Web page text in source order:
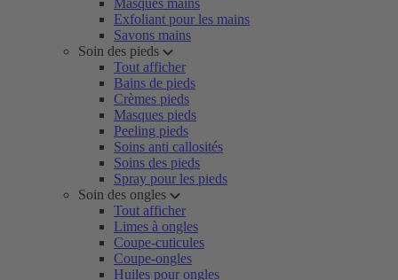
Masques mains
Exfoliant pour les mains
Savons mains
Soin des pieds
Tout afficher
Bains de pieds
Crèmes pieds
Masques pieds
Peeling pieds
Soins anti callosités
Soins des pieds
Spray pour les pieds
Soin des ongles
Tout afficher
Limes à ongles
Coupe-cuticules
Coupe-ongles
Huiles pour ongles